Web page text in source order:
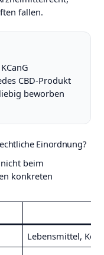
fallen.
CBD-Produkt
beworben
Einordnung?
beim
konkreten
Lebensmittel,